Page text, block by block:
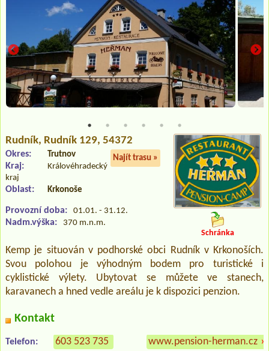
Rudník, Rudník 129, 54372
Najít trasu »
Okres: Trutnov
Kraj:
Královéhradecký
kraj
Oblast: Krkonoše
Provozní doba: 01.01. - 31.12.
Nadm.výška:
370 m.n.m.
Schránka
Kemp je situován v podhorské obci Rudník v Krkonoších.
Svou polohou je výhodným bodem pro turistické i
cyklistické výlety. Ubytovat se můžete ve stanech,
karavanech a hned vedle areálu je k dispozici penzion.
Kontakt
Telefon: 603 523 735 www.pension-herman.cz »